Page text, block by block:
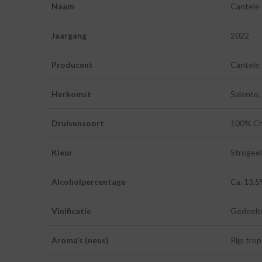
Naam Cantele
Jaargang 2022
Producent Cantele
Herkomst
Druivensoort 100%
Kleur
Alcoholpercentage Ca.
Vinificatie
Aroma’s (neus) Rijp